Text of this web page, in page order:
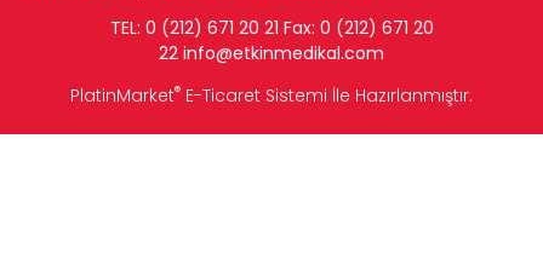
TEL: 0 (212) 671 20 21 Fax: 0 (212) 671 20
22 info@etkinmedikal.com
PlatinMarket® E-Ticaret Sistemi İle Hazırlanmıştır.